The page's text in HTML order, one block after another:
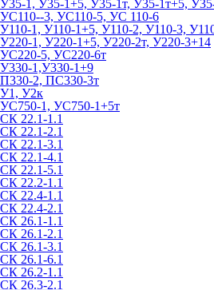
У35-1, У35-1+5, У35-1т, У35-1т+5,
УС110--3, УС110-5, УС 110-6
У110-1, У110-1+5, У110-2, У110-3,
У220-1, У220-1+5, У220-2т, У220-3+14
УС220-5, УС220-6т
У330-1,У330-1+9
П330-2, ПС330-3т
У1, У2к
УС750-1, УС750-1+5т
СК 22.1-1.1
СК 22.1-2.1
СК 22.1-3.1
СК 22.1-4.1
СК 22.1-5.1
СК 22.2-1.1
СК 22.4-1.1
СК 22.4-2.1
СК 26.1-1.1
СК 26.1-2.1
СК 26.1-3.1
СК 26.1-6.1
СК 26.2-1.1
СК 26.3-2.1